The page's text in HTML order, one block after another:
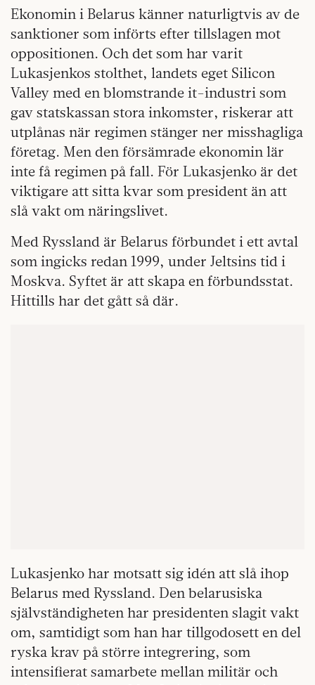
Ekonomin i Belarus känner naturligtvis av de
sanktioner som införts efter tillslagen mot
oppositionen. Och det som har varit
Lukasjenkos stolthet, landets eget Silicon
Valley med en blomstrande it-industri som
gav statskassan stora inkomster, riskerar att
utplånas när regimen stänger ner misshagliga
företag. Men den försämrade ekonomin lär
inte få regimen på fall. För Lukasjenko är det
viktigare att sitta kvar som president än att
slå vakt om näringslivet.
Med Ryssland är Belarus förbundet i ett avtal
som ingicks redan 1999, under Jeltsins tid i
Moskva. Syftet är att skapa en förbundsstat.
Hittills har det gått så där.
Lukasjenko har motsatt sig idén att slå ihop
Belarus med Ryssland. Den belarusiska
självständigheten har presidenten slagit vakt
om, samtidigt som han har tillgodosett en del
ryska krav på större integrering, som
intensifierat samarbete mellan militär och